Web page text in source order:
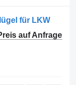
für LKW
auf Anfrage